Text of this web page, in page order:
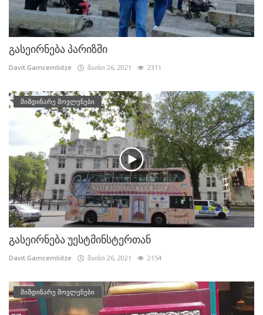
გასეირნება პარიზში
Davit.Gamcemlidze მაისი 26, 2021 2311
მიმდინარე მოვლენები
გასეირნება უესტმინსტერთან
Davit.Gamcemlidze მაისი 26, 2021 2154
მიმდინარე მოვლენები